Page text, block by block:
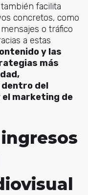
facilita
concretos, como
o tráfico
a estas
y las
más
del
el marketing de